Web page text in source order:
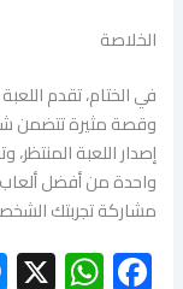
الخلاصة
في الختام، تقدم
وقصة مثيرة تتضمن
إصدار اللعبة
مشاركة تجربتك
F
W